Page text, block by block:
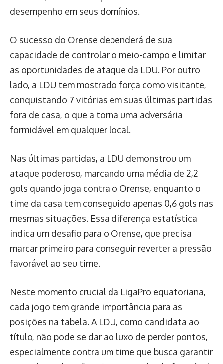
desempenho em seus domínios.
O sucesso do Orense dependerá de sua
capacidade de controlar o meio-campo e limitar
as oportunidades de ataque da LDU. Por outro
lado, a LDU tem mostrado força como visitante,
conquistando 7 vitórias em suas últimas partidas
fora de casa, o que a torna uma adversária
formidável em qualquer local.
Nas últimas partidas, a LDU demonstrou um
ataque poderoso, marcando uma média de 2,2
gols quando joga contra o Orense, enquanto o
time da casa tem conseguido apenas 0,6 gols nas
mesmas situações. Essa diferença estatística
indica um desafio para o Orense, que precisa
marcar primeiro para conseguir reverter a pressão
favorável ao seu time.
Neste momento crucial da LigaPro equatoriana,
cada jogo tem grande importância para as
posições na tabela. A LDU, como candidata ao
título, não pode se dar ao luxo de perder pontos,
especialmente contra um time que busca garantir